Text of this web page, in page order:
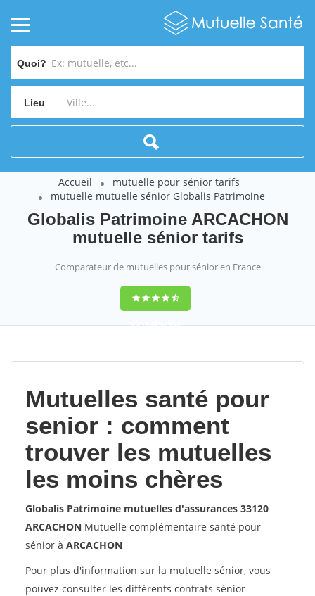
Quoi?
Lieu
Accueil
mutuelle pour sénior tarifs
mutuelle mutuelle sénior Globalis Patrimoine
Globalis Patrimoine ARCACHON
mutuelle sénior tarifs
Comparateur de mutuelles pour sénior en France
9,2(100%)452
Mutuelles santé pour
senior : comment
trouver les mutuelles
les moins chères
Globalis Patrimoine mutuelles d'assurances 33120
ARCACHON Mutuelle complémentaire santé pour
sénior à ARCACHON
Pour plus d'information sur la mutuelle sénior, vous
pouvez consulter les différents contrats sénior